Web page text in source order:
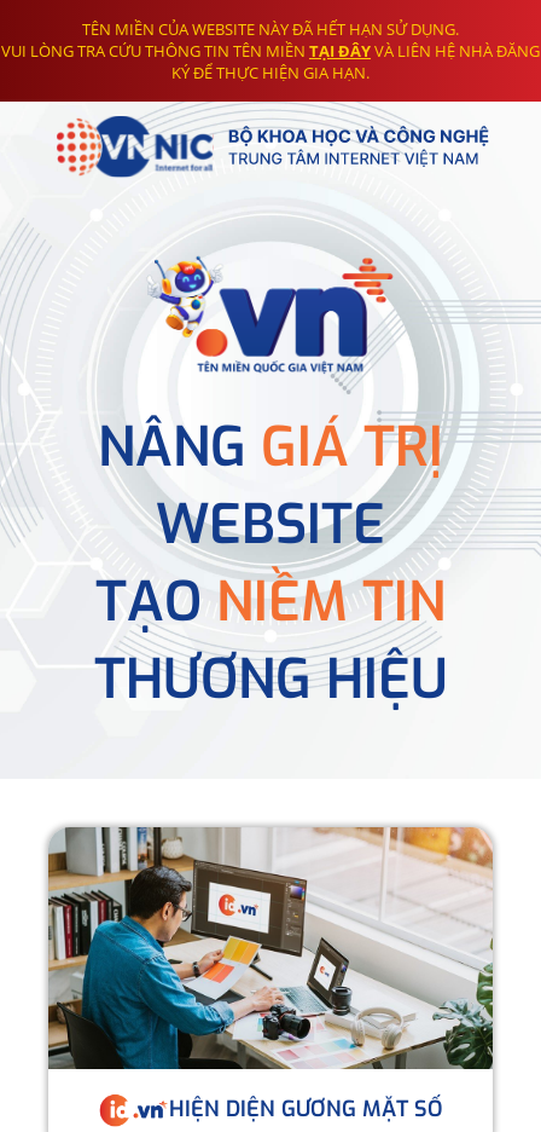
TÊN MIỀN CỦA WEBSITE NÀY ĐÃ HẾT HẠN SỬ DỤNG.
VUI LÒNG TRA CỨU THÔNG TIN TÊN MIỀN TẠI ĐÂYVÀ LIÊN HỆ NHÀ ĐĂNG
KÝ ĐỂ THỰC HIỆN GIA HẠN.
NÂNG GIÁ TRỊ
WEBSITE
TẠONIỀM TIN
THƯƠNG HIỆU
HIỆN DIỆN GƯƠNG MẶT SỐ